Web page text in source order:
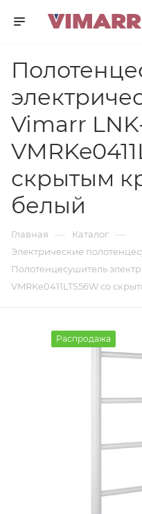
Vimarr
скрытым
белый
Главная — Каталог —
Электрические
Полотенцесушитель
VMRKe0411LTS56W со
Распродажа